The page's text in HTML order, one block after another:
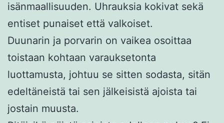
isänmaallisuuden. Uhrauksia kokivat sekä
entiset punaiset että valkoiset.
Duunarin ja porvarin on vaikea osoittaa
toistaan kohtaan varauksetonta
luottamusta, johtuu se sitten sodasta, sitän
edeltäneistä tai sen jälkeisistä ajoista tai
jostain muusta.